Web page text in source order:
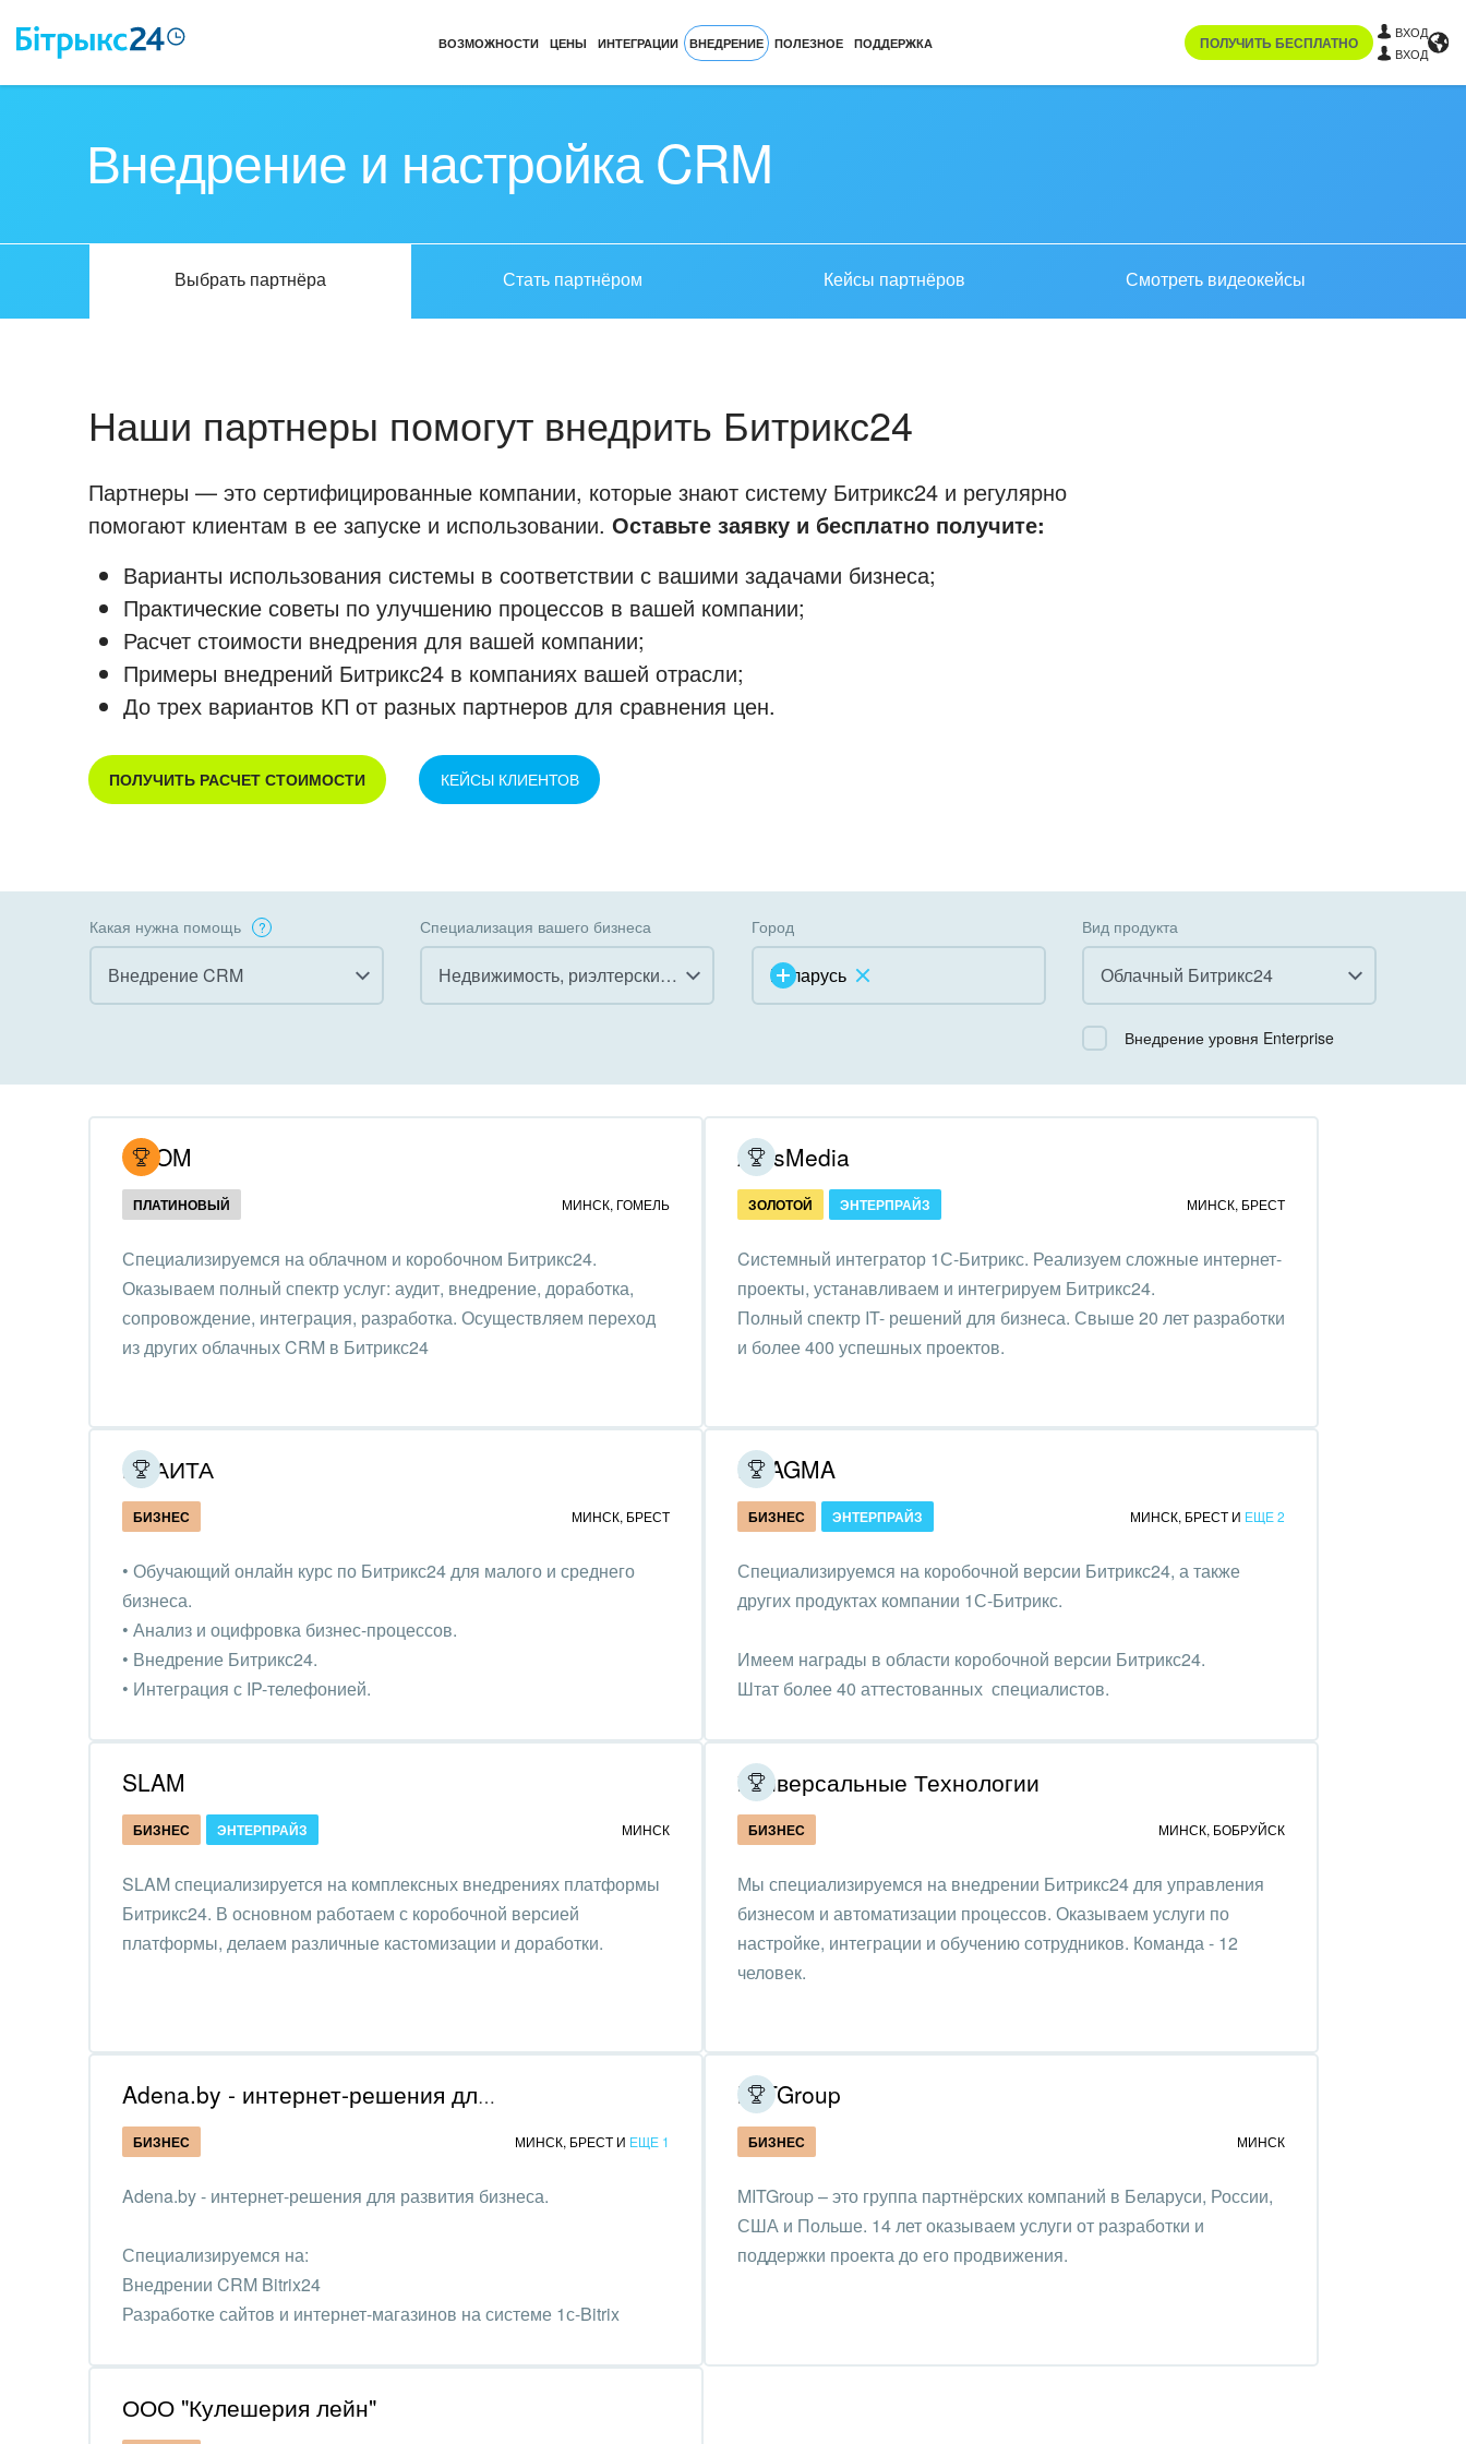
ВОЗМОЖНОСТИ ЦЕНЫ ИНТЕГРАЦИИ ВНЕДРЕНИЕ ПОЛЕЗНОЕ ПОДДЕРЖКА ПОЛУЧИТЬ БЕСПЛАТНО
ВХОД
ВХОД
Внедрение и настройка CRM
Выбрать партнёра Стать партнёром Кейсы партнёров Смотреть видеокейсы
Наши партнеры помогут внедрить Битрикс24
Партнеры — это сертифицированные компании, которые знают систему Битрикс24 и регулярно
помогают клиентам в ее запуске и использовании. Оставьте заявку и бесплатно получите:
Варианты использования системы в соответствии с вашими задачами бизнеса;
Практические советы по улучшению процессов в вашей компании;
Расчет стоимости внедрения для вашей компании;
Примеры внедрений Битрикс24 в компаниях вашей отрасли;
До трех вариантов КП от разных партнеров для сравнения цен.
ПОЛУЧИТЬ РАСЧЕТ СТОИМОСТИ КЕЙСЫ КЛИЕНТОВ
Какая нужна помощь
Внедрение CRM
Внедрение КЭДО
Интеграция с 1С
Организация задач и
Внедрение Бизнес-
процессов
Интернет-магазин и CRM
Крупные корпоративные
внедрения
Внедрение для медицины
Внедрение для
гос.организаций
Внедрение онлайн-
/ Интранета
Специализация вашего бизнеса
Недвижимость, риэлтерские компании
Коммунальные услуги, ЖКХ
организации,
Благотворительность
Промышленность
СМИ, издательства,
Трудоустройство
Красота, фитнес, спорт
АПК и пищевая
конференции
Горнодобывающая отрасль
мемориальных комплексов
Инвестиционный бизнес
Город
Беларусь
Вид продукта
Облачный Битрикс24
Все
Коробочная версия
Внедрение уровня Enterprise
UCOM
ПЛАТИНОВЫЙ МИНСК, ГОМЕЛЬ
Специализируемся на облачном и коробочном Битрикс24.
Оказываем полный спектр услуг: аудит, внедрение, доработка,
сопровождение, интеграция, разработка. Осуществляем переход
из других облачных CRM в Битрикс24
ArtisMedia
ЗОЛОТОЙ ЭНТЕРПРАЙЗ МИНСК, БРЕСТ
Cистемный интегратор 1С-Битрикс. Реализуем сложные интернет-
проекты, устанавливаем и интегрируем Битрикс24.
Полный спектр IT- решений для бизнеса. Свыше 20 лет разработки
и более 400 успешных проектов.
ИЛАИТА
БИЗНЕС МИНСК, БРЕСТ
• Обучающий онлайн курс по Битрикс24 для малого и среднего
бизнеса.
• Анализ и оцифровка бизнес-процессов.
• Внедрение Битрикс24.
• Интеграция с IP-телефонией.
PRAGMA
БИЗНЕС ЭНТЕРПРАЙЗ МИНСК, БРЕСТ И ЕЩЕ 2
Специализируемся на коробочной версии Битрикс24, а также
других продуктах компании 1С-Битрикс.
Имеем награды в области коробочной версии Битрикс24.
Штат более 40 аттестованных специалистов.
SLAM
БИЗНЕС ЭНТЕРПРАЙЗ МИНСК
SLAM специализируется на комплексных внедрениях платформы
Битрикс24. В основном работаем с коробочной версией
платформы, делаем различные кастомизации и доработки.
Универсальные Технологии
БИЗНЕС МИНСК, БОБРУЙСК
Мы специализируемся на внедрении Битрикс24 для управления
бизнесом и автоматизации процессов. Оказываем услуги по
настройке, интеграции и обучению сотрудников. Команда - 12
человек.
Adena.by - интернет-решения для развития бизнеса
БИЗНЕС МИНСК, БРЕСТ И ЕЩЕ 1
Adena.by - интернет-решения для развития бизнеса.
Специализируемся на:
Внедрении CRM Bitrix24
Разработке сайтов и интернет-магазинов на системе 1с-Bitrix
Продвижению и поддержке
MITGroup
БИЗНЕС МИНСК
MITGroup – это группа партнёрских компаний в Беларуси, России,
США и Польше. 14 лет оказываем услуги от разработки и
поддержки проекта до его продвижения.
ООО "Кулешерия лейн"